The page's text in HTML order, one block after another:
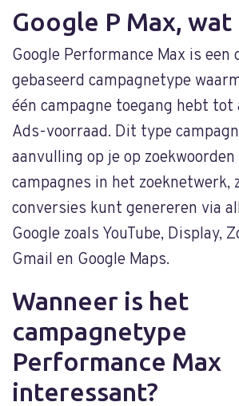
Google P Max, wat
Google Performance Max is een
gebaseerd campagnetype
één campagne toegang hebt tot
Ads-voorraad. Dit type
aanvulling op je op
campagnes in het zoeknetwerk,
conversies kunt genereren via
Google zoals YouTube, Display,
Gmail en Google Maps.
Wanneer is het
campagnetype
Performance Max
interessant?